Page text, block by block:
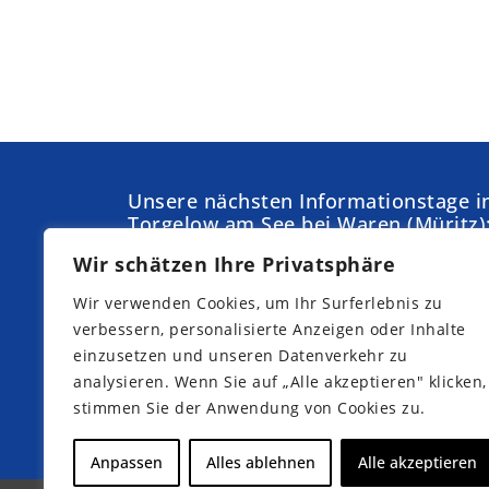
Wir schätzen Ihre Privatsphäre
Wir verwenden Cookies, um Ihr Surferlebnis zu
verbessern, personalisierte Anzeigen oder Inhalte
einzusetzen und unseren Datenverkehr zu
analysieren. Wenn Sie auf „Alle akzeptieren" klicken,
stimmen Sie der Anwendung von Cookies zu.
Anpassen Alles ablehnen Alle akzeptieren
Unsere nächsten Informationstage
Torgelow am See bei Waren
Samstag,
05.09.2026
Samstag,
19.09.2026
Sonntag,
04.10.2026
Samstag,
10.10.2026
Jetzt Teilnahme anmelden